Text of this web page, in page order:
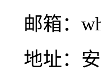
邮箱：
地址：